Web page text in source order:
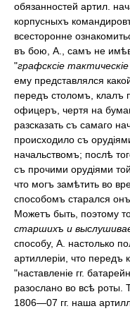
обязанностей артил.
корпусныхъ
всесторонне
въ бою, А., самъ не
"графсксіе
ему представлялся
передъ столомъ, клалъ
офицеръ, чертя на
разсказать съ самаго
происходило съ
начальствомъ; послѣ
съ прочими орудіями
что могъ замѣтить во
способомъ старался
Можетъ быть, поэтому
старшихъ и
способу, А. настолько
артиллеріи, что передъ
"наставленіе гг.
разослано во всѣ роты.
1806—07 гг. наша